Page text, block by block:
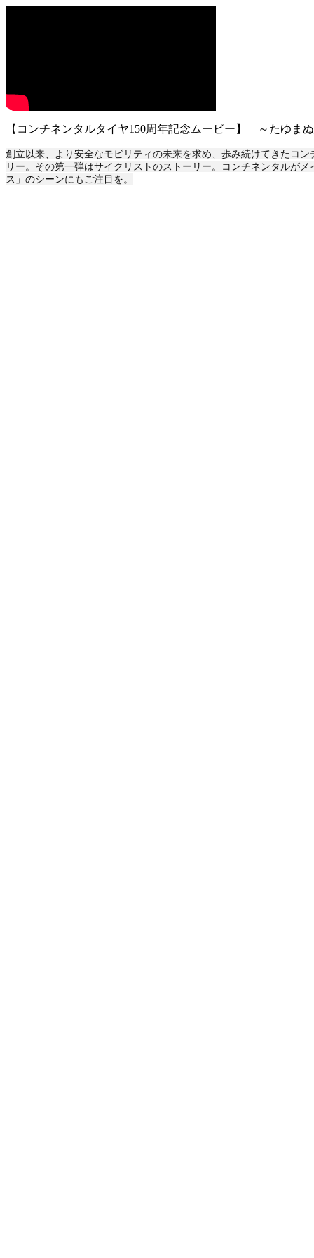
【コンチネンタルタイヤ150周年記念ムービー】 ～たゆま
創立以来、より安全なモビリティの未来を求め、歩み続けてきたコ
リー。その第一弾はサイクリストのストーリー。コンチネンタルが
ス」のシーンにもご注目を。